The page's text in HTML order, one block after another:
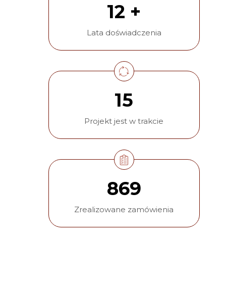
12 +
Lata doświadczenia
15
Projekt jest w trakcie
869
Zrealizowane zamówienia